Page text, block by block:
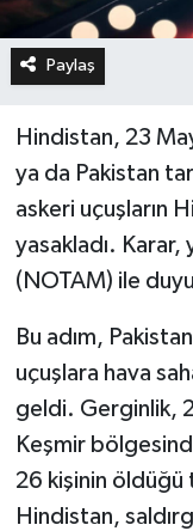
Paylaş
Hindistan, 23
ya da Pakistan
askeri uçuşların
yasakladı. Karar,
(NOTAM) ile
Bu adım,
uçuşlara hava
geldi. Gerginlik,
Keşmir
26 kişinin öldüğü
Hindistan,